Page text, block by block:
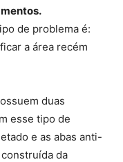
.
de problema é:
a área recém
duas
esse tipo de
e as abas anti-
da